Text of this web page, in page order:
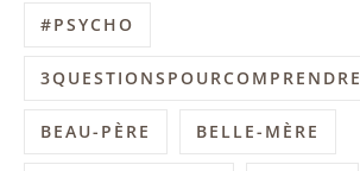
#PSYCHO
3QUESTIONSPOURCOMPRENDRE
BEAU-PÈRE BELLE-MÈRE